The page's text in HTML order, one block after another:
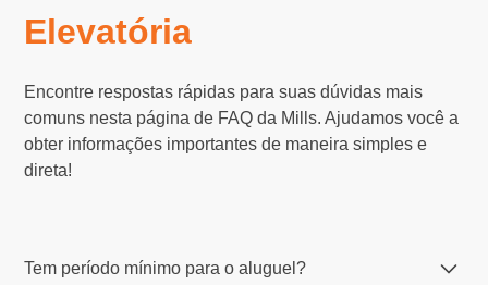
Elevatória
Encontre respostas rápidas para suas dúvidas mais
comuns nesta página de FAQ da Mills. Ajudamos você a
obter informações importantes de maneira simples e
direta!
Tem período mínimo para o aluguel?